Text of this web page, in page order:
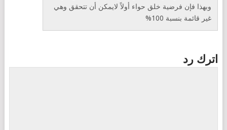
وبهذا فإن فرضية خلق حواء أولاً لايمكن أن تتحقق وهي
غير قائمة بنسبة 100%
اترك رد